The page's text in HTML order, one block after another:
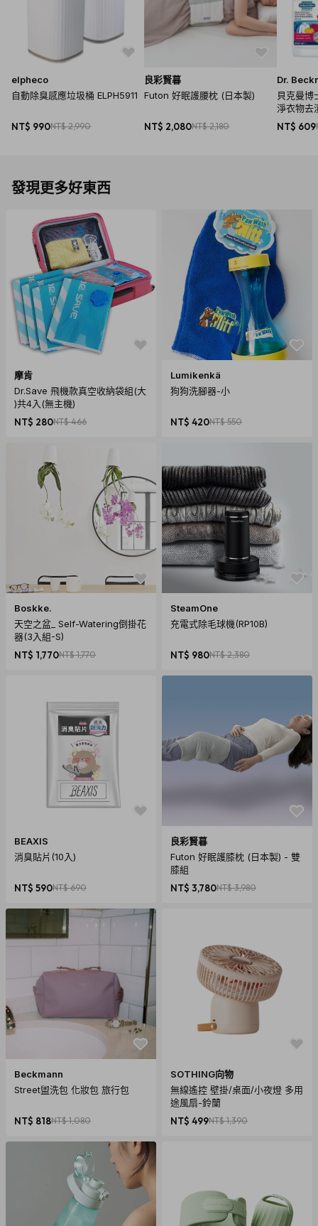
商品規格
產地：德國
重量：130g
內容：POKKETMIXER，絨布收納袋，2條3.5mm立體聲電纜
(約35cm)
3.5mm 立體聲輸入 (耳機信號) 兩入
3.5mm 耳機接口兩入
控制：
HI/MID/LO – 每個頻道三段均衡器
LISTEN LEFT/RIGHT – 預先收聽功能 左/右
MIXER – 交叉淡出
MASTER – 音樂系統音量
PHONE VOL – 耳機音量
EQ ON/OFF – 啟動/關閉均衡器
注意事項
【國際商品預購須知】
1. 購買國際預購商品時，頁面依預計出貨日載明標示，請以預
2. 商品從國外下單進口需經過以下程序：進出口報關、空運/海
運、當地物流出貨、各國節假日、天氣與人為…等各方面不可
預期之變數產生。若有上述變數產生，我們會在第一時間更新
國際預購商品最新訊息內的狀態與到貨日期。因突發不可抗拒
之因素，致使預購商品無法如預計時間出貨，citiesocial將保
留取消您訂單的權利，取消後也將主動辦理退款事宜。
商品須知
1. 產品因拍攝關係顏色可能略有差異，實際以廠商出貨為主。
2. 商品情境照為示意用，僅商品主體不包含其他配件，請以規
格內容物為主。
1. 商品免運費，商品下單後依訂單編號開始寄送（3個工作天內
送達，送貨範圍限台灣本島）。
注意！收件地址請勿為郵政信
elpheco
自動除臭感應垃圾桶 ELPH5911
NT$ 990NT$ 2,990
良彩賢暮
Futon 好眠護腰枕 (日本製)
NT$ 2,080NT$ 2,180
Dr.
貝克曼博
淨衣物去
預潔劑 +
NT$ 609
發現更多好東西
摩肯
Dr.Save 飛機款真空收納袋組(大
)共4入(無主機)
NT$ 280NT$ 466
Lumikenkä
狗狗洗腳器-小
NT$ 420NT$ 550
Boskke.
天空之盆_ Self-Watering倒掛花
器(3入組-S)
NT$ 1,770NT$ 1,770
SteamOne
充電式除毛球機(RP10B)
NT$ 980NT$ 2,380
BEAXIS
消臭貼片(10入)
NT$ 590NT$ 690
良彩賢暮
Futon 好眠護膝枕 (日本製) - 雙
膝組
NT$ 3,780NT$ 3,980
Beckmann
Street盥洗包 化妝包 旅行包
NT$ 818NT$ 1,080
SOTHING向物
無線遙控 壁掛/桌面/小夜燈 多用
途風扇-鈴蘭
NT$ 499NT$ 1,390